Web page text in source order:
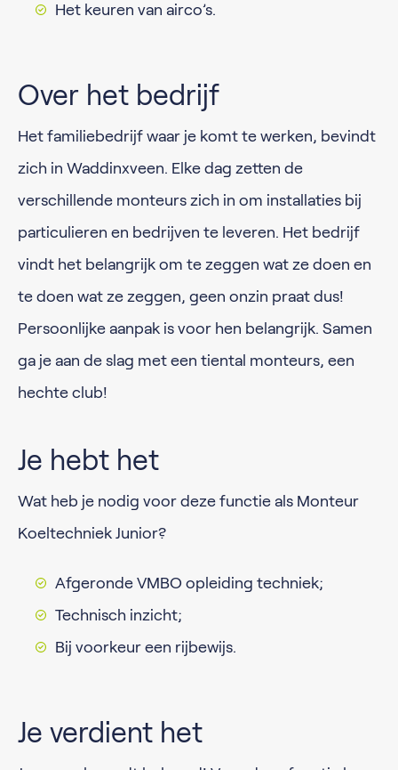
Het keuren van airco’s.
Over het bedrijf
Het familiebedrijf waar je komt te werken, bevindt
zich in Waddinxveen. Elke dag zetten de
verschillende monteurs zich in om installaties bij
particulieren en bedrijven te leveren. Het bedrijf
vindt het belangrijk om te zeggen wat ze doen en
te doen wat ze zeggen, geen onzin praat dus!
Persoonlijke aanpak is voor hen belangrijk. Samen
ga je aan de slag met een tiental monteurs, een
hechte club!
Je hebt het
Wat heb je nodig voor deze functie als Monteur
Koeltechniek Junior?
Afgeronde VMBO opleiding techniek;
Technisch inzicht;
Bij voorkeur een rijbewijs.
Je verdient het